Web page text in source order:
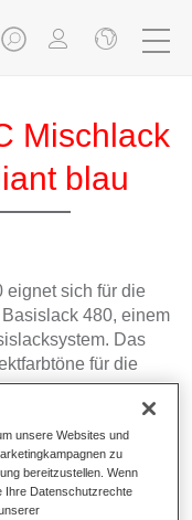
Mischlack
blau
eignet sich für die
480, einem
Das
für die
und gleichmäßige
unsere Websites und
zu
bereitzustellen. Wenn
Ihre Datenschutzrechte